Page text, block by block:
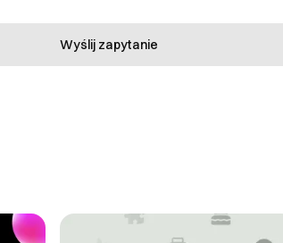
Wyślij zapytanie